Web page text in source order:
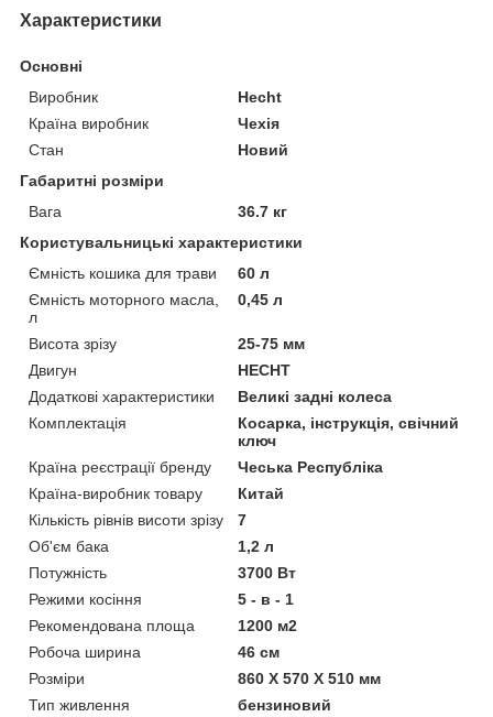
Характеристики
Основні
Виробник
Hecht
Країна виробник
Чехія
Стан
Новий
Габаритні розміри
Вага
36.7 кг
Користувальницькі характеристики
Ємність кошика для трави
60 л
Ємність моторного масла,
л
0,45 л
Висота зрізу
25-75 мм
Двигун
HECHT
Додаткові характеристики
Великі задні колеса
Комплектація
Косарка, інструкція, свічний
ключ
Країна реєстрації бренду
Чеська Республіка
Країна-виробник товару
Китай
Кількість рівнів висоти зрізу
7
Об'єм бака
1,2 л
Потужність
3700 Вт
Режими косіння
5 - в - 1
Рекомендована площа
1200 м2
Робоча ширина
46 см
Розміри
860 X 570 X 510 мм
Тип живлення
бензиновий